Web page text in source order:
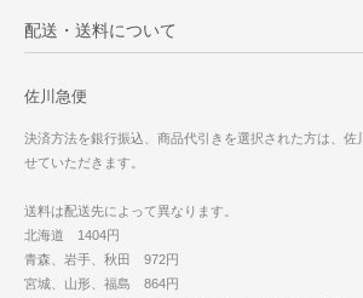
配送・送料について
佐川急便
決済方法を銀行振込、商品代引きを選択された方は、佐
せていただきます。
送料は配送先によって異なります。
北海道 1404円
青森、岩手、秋田 972円
宮城、山形、福島 864円